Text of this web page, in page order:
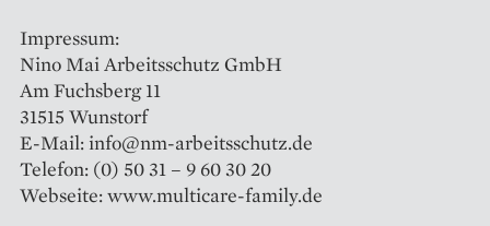
Impressum:
Nino Mai Arbeitsschutz GmbH
Am Fuchsberg 11
31515 Wunstorf
E-Mail: info@nm-arbeitsschutz.de
Telefon: (0) 50 31 – 9 60 30 20
Webseite: www.multicare-family.de